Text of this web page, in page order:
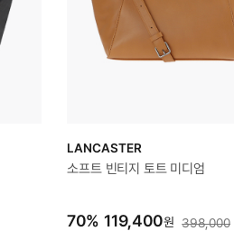
LANCASTER
소프트 빈티지 토트 미디엄
70% 119,400원 398,000